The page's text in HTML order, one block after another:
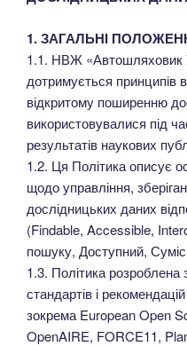
1. ЗАГАЛЬНІ
1.1. НВЖ «Автошляховик
дотримується принципів
відкритому поширенню
використовувалися під
результатів наукових
1.2. Ця Політика описує
щодо управління,
дослідницьких даних
(Findable, Accessible,
пошуку, Доступний,
1.3. Політика
стандартів і
зокрема European Open
OpenAIRE, FORCE11,